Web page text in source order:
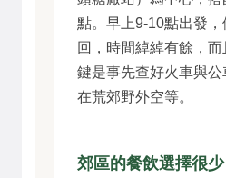
點。早上9-10點出發，
回，時間綽綽有餘，
鍵是事先查好火車與
在荒郊野外空等。
郊區的餐飲選擇很